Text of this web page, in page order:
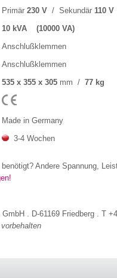
Primär 230 V / Sekundär 110 V
10 kVA (10000 VA)
Anschlußklemmen
Anschlußklemmen
535 x 355 x 305 mm / 77 kg
Made in Germany
3-4 Wochen
benötigt? Andere Spannung,
. D-61169 Friedberg . T